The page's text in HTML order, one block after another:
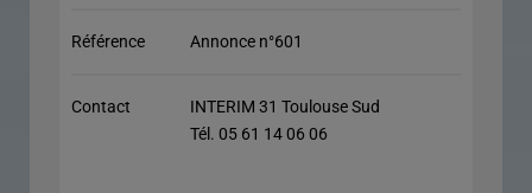
Référence Annonce n°601
Contact
INTERIM 31 Toulouse Sud
Tél. 05 61 14 06 06